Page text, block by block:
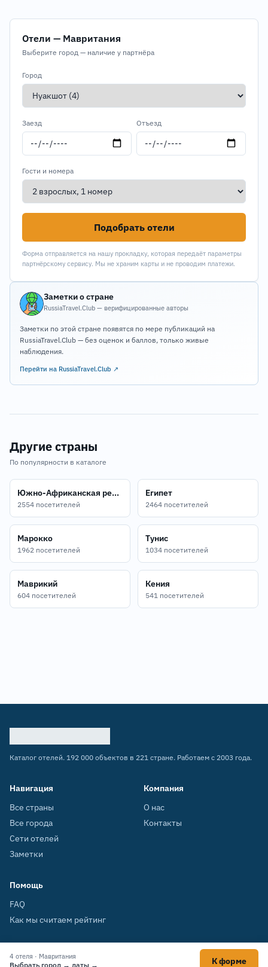
Отели — Мавритания
Выберите город — наличие у партнёра
Город
Заезд Отъезд
Гости и номера
Подобрать отели
Форма отправляется на нашу прокладку, которая передаёт параметры
партнёрскому сервису. Мы не храним карты и не проводим платежи.
Заметки о стране
RussiaTravel.Club — верифицированные авторы
Заметки по этой стране появятся по мере публикаций на
RussiaTravel.Club — без оценок и баллов, только живые
наблюдения.
Перейти на RussiaTravel.Club ↗
Другие страны
По популярности в каталоге
Южно-Африканская республика
2554 посетителей
Египет
2464 посетителей
Марокко
1962 посетителей
Тунис
1034 посетителей
Маврикий
604 посетителей
Кения
541 посетителей
Каталог отелей. 192 000 объектов в 221 стране. Работаем с 2003 года.
Навигация
Все страны
Все города
Сети отелей
Заметки
Компания
О нас
Контакты
Помощь
FAQ
Как мы считаем рейтинг
© 2003–2026 HOTELS.SU
4 отеля · Мавритания
Выбрать город → даты → К форме